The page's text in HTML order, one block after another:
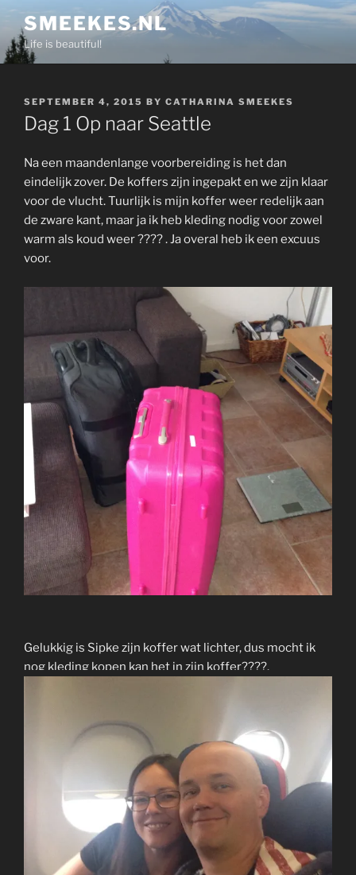
content
SMEEKES.NL
Life is beautiful!
POSTED
ON
SEPTEMBER 4, 2015 BY CATHARINA SMEEKES
Dag 1 Op naar Seattle
Na een maandenlange voorbereiding is het dan
eindelijk zover. De koffers zijn ingepakt en we zijn klaar
voor de vlucht. Tuurlijk is mijn koffer weer redelijk aan
de zware kant, maar ja ik heb kleding nodig voor zowel
warm als koud weer ???? . Ja overal heb ik een excuus
voor.
Gelukkig is Sipke zijn koffer wat lichter, dus mocht ik
nog kleding kopen kan het in zijn koffer????.